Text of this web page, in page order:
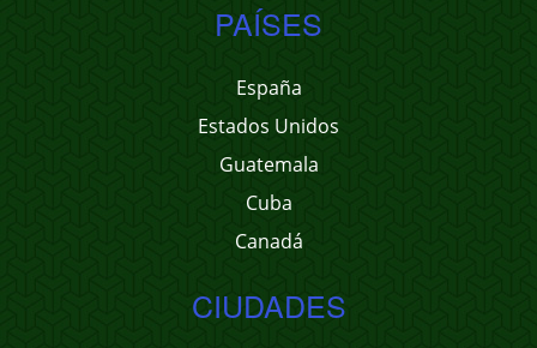
PAÍSES
España
Estados Unidos
Guatemala
Cuba
Canadá
CIUDADES